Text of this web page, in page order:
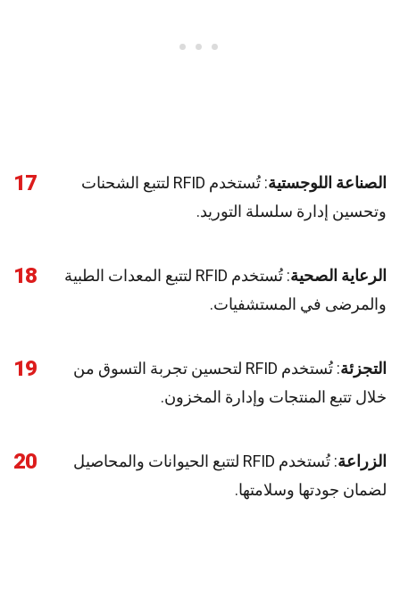
17 الصناعة اللوجستية
: تُستخدم RFID لتتبع الشحنات
وتحسين إدارة سلسلة التوريد.
18 الرعاية الصحية
: تُستخدم RFID لتتبع المعدات الطبية
والمرضى في المستشفيات.
19 التجزئة
: تُستخدم RFID لتحسين تجربة التسوق من
خلال تتبع المنتجات وإدارة المخزون.
20 الزراعة
: تُستخدم RFID لتتبع الحيوانات والمحاصيل
لضمان جودتها وسلامتها.